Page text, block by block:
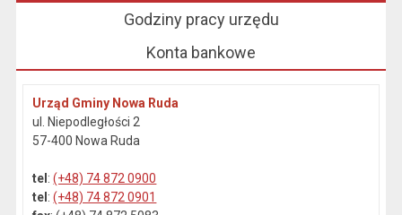
Godziny pracy urzędu
Konta bankowe
Urząd Gminy Nowa Ruda
ul. Niepodległości 2
57-400 Nowa Ruda
tel :(+48) 74 872 0900
tel :(+48) 74 872 0901